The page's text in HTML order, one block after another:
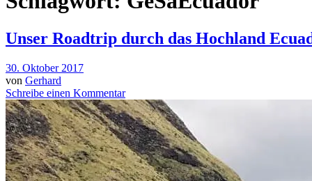
Unser Roadtrip durch das Hochland
30. Oktober 2017
von Gerhard
Schreibe einen Kommentar